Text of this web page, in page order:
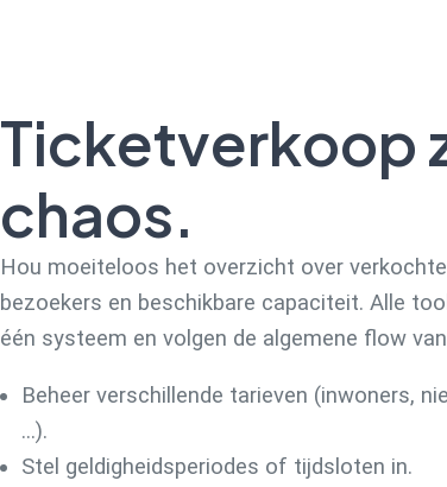
Ticketverkoop
chaos.
Hou moeiteloos het overzicht over
bezoekers en beschikbare capaciteit. Alle
één systeem en volgen de algemene flow
Beheer verschillende tarieven (inwoners,
…).
Stel geldigheidsperiodes of tijdsloten in.